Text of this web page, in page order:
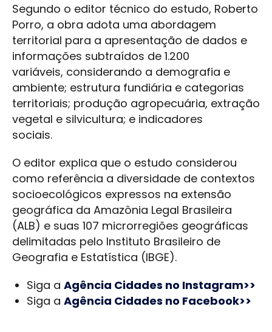
Segundo o editor técnico do estudo, Roberto
Porro, a obra adota uma abordagem
territorial para a apresentação de dados e
informações subtraídos de 1.200
variáveis, considerando a demografia e
ambiente; estrutura fundiária e categorias
territoriais; produção agropecuária, extração
vegetal e silvicultura; e indicadores
sociais.
O editor explica que o estudo considerou
como referência a diversidade de contextos
socioecológicos expressos na extensão
geográfica da Amazônia Legal Brasileira
(ALB) e suas 107 microrregiões geográficas
delimitadas pelo Instituto Brasileiro de
Geografia e Estatística (IBGE).
Siga a Agência Cidades no Instagram>>
Siga a Agência Cidades no Facebook>>